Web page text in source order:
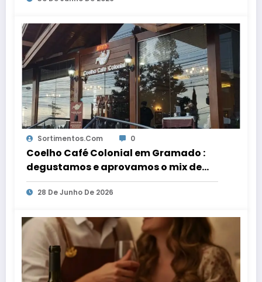
Sortimentos.com 0
Coelho Café Colonial em Gramado :
degustamos e aprovamos o mix de
delicias
28 De Junho De 2026